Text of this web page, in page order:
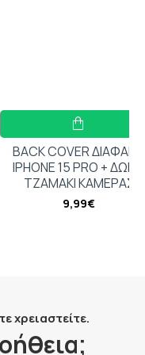
COVER ΔΙΑΦΑΝΟ
15 PRO + ΔΩΡΟ
ΤΖΑΜΑΚΙ ΚΑΜΕΡΑΣ
9,99€
χρειαστείτε.